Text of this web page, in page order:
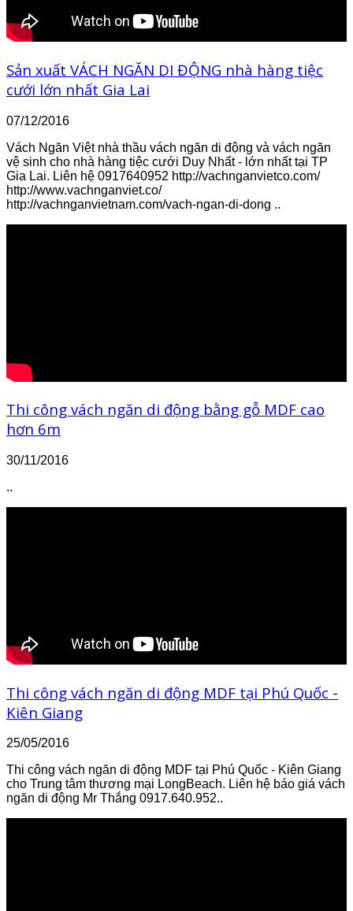
Sản xuất VÁCH NGĂN DI ĐỘNG nhà hàng tiệc
cưới lớn nhất Gia Lai
07/12/2016
Vách Ngăn Việt nhà thầu vách ngăn di động và vách ngăn
vệ sinh cho nhà hàng tiệc cưới Duy Nhất - lớn nhất tại TP
Gia Lai. Liên hệ 0917640952 http://vachnganvietco.com/
http://www.vachnganviet.co/
http://vachnganvietnam.com/vach-ngan-di-dong ..
Thi công vách ngăn di động bằng gỗ MDF cao
hơn 6m
30/11/2016
..
Thi công vách ngăn di động MDF tại Phú Quốc -
Kiên Giang
25/05/2016
Thi công vách ngăn di động MDF tại Phú Quốc - Kiên Giang
cho Trung tâm thương mại LongBeach. Liên hệ báo giá vách
ngăn di động Mr Thắng 0917.640.952..